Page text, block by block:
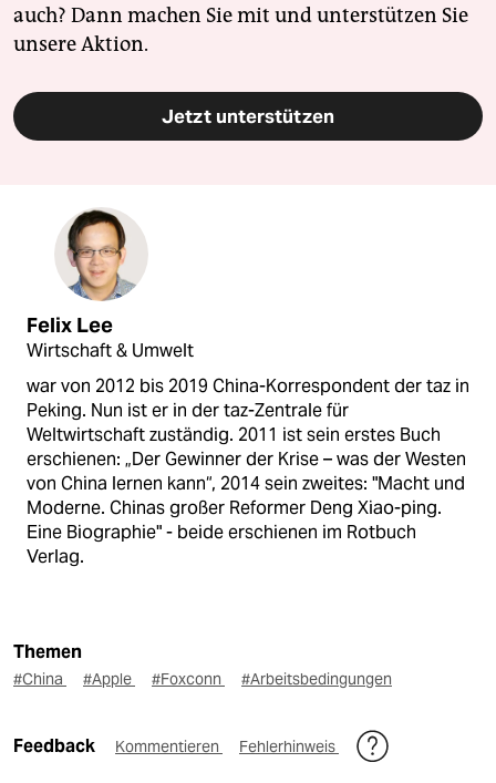
auch? Dann machen Sie mit und unterstützen Sie
unsere Aktion.
Jetzt unterstützen
Felix Lee
Wirtschaft & Umwelt
war von 2012 bis 2019 China-Korrespondent der taz in
Peking. Nun ist er in der taz-Zentrale für
Weltwirtschaft zuständig. 2011 ist sein erstes Buch
erschienen: „Der Gewinner der Krise – was der Westen
von China lernen kann“, 2014 sein zweites: "Macht und
Moderne. Chinas großer Reformer Deng Xiao-ping.
Eine Biographie" - beide erschienen im Rotbuch
Verlag.
Themen
#China #Apple #Foxconn #Arbeitsbedingungen
Feedback Kommentieren Fehlerhinweis